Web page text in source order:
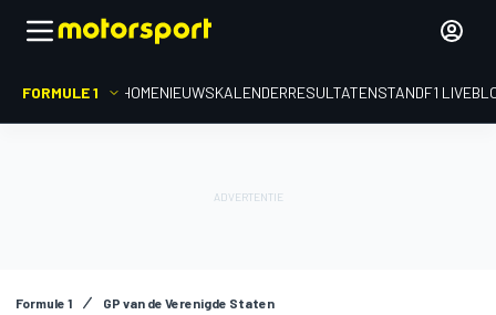
FORMULE 1 HOMENIEUWSKALENDERRESULTATENSTANDF1
Formule 1 GP van de Verenigde Staten